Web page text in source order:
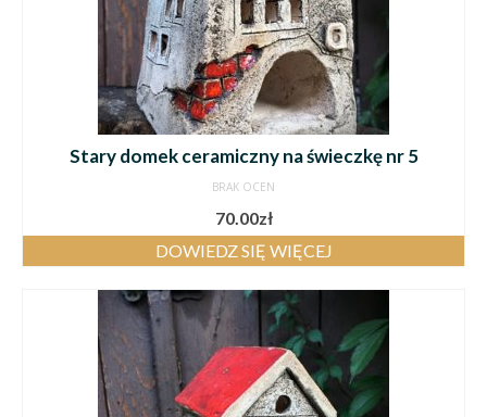
Stary domek ceramiczny na świeczkę nr 5
BRAK OCEN
70.00zł
DOWIEDZ SIĘ WIĘCEJ